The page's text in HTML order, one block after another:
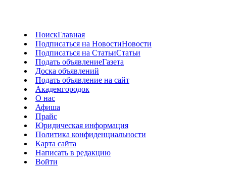
ПоискГлавная
Подписаться на НовостиНовости
Подписаться на СтатьиСтатьи
Подать объявлениеГазета
Доска объявлений
Подать объявление на сайт
Академгородок
О нас
Афиша
Прайс
Юридическая информация
Политика конфиденциальности
Карта сайта
Написать в редакцию
Войти